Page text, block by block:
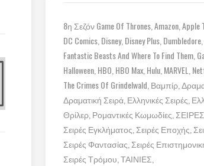
8η Σεζόν Game Of Thrones Amazon Apple
DC Comics Disney Disney Plus Dumbledore
Fantastic Beasts And Where To Find Them
Halloween HBO HBO Max Hulu MARVEL
The Crimes Of Grindelwald Βαμπίρ
Δραματική Σειρά Ελληνικές Σειρές
Θρίλερ Ρομαντικές Κωμωδίες ΣΕΙΡΕΣ
Σειρές Εγκλήματος Σειρές Εποχής
Σειρές Φαντασίας Σειρές
Σειρές Τρόμου ΤΑΙΝΙΕΣ